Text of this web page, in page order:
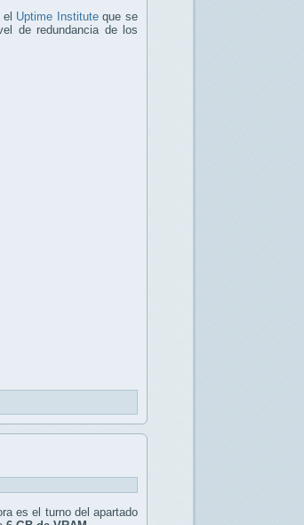
Uptime Instituteque se
de redundancia de los
es el turno del apartado